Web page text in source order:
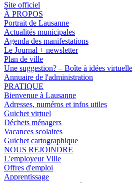
Site officiel
À PROPOS
Portrait de Lausanne
Actualités municipales
Agenda des manifestations
Le Journal + newsletter
Plan de ville
Une suggestion? – Boîte à idées virtuelle
Annuaire de l'administration
PRATIQUE
Bienvenue à Lausanne
Adresses, numéros et infos utiles
Guichet virtuel
Déchets ménagers
Vacances scolaires
Guichet cartographique
NOUS REJOINDRE
L'employeur Ville
Offres d'emploi
Apprentissage